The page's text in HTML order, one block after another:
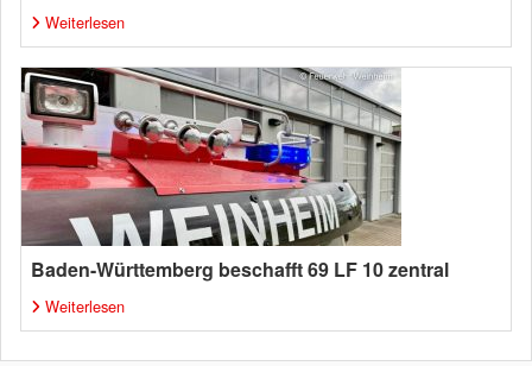
Weiterlesen
Baden-Württemberg beschafft 69 LF 10 zentral
Weiterlesen